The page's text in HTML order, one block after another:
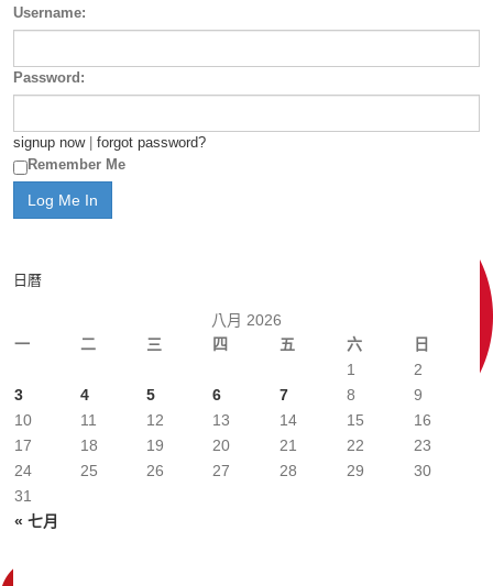
Username:
Password:
signup now| forgot password?
Remember Me
日曆
八月 2026
一
二 三 四 五 六 日
« 七月
1
2
3
4 5 6 7 8
9
10
11 12 13 14 15
16
17
18 19 20 21 22
23
24
25 26 27 28 29
30
31